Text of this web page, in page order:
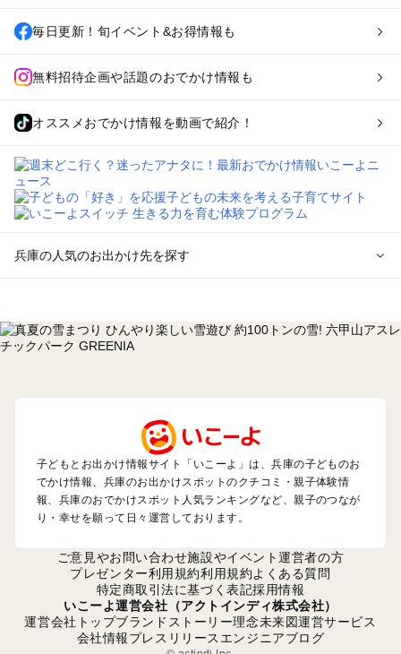
毎日更新！旬イベント&お得情報も
無料招待企画や話題のおでかけ情報も
オススメおでかけ情報を動画で紹介！
兵庫の人気のお出かけ先を探す
を探す
神戸・有馬・六甲山・西宮・明石のプールお出かけ
淡路島のプールお出かけ
城崎・豊岡・竹野のプールお出かけ
神鍋・養父・和田山・鉢伏のプールお出かけ
香住・湯村・浜坂のプールお出かけ
兵庫の定番お出かけスポット
兵庫の動物園
兵庫のバーベキュー
兵庫の牧場
兵庫のプール
子どもとお出かけ情報サイト「いこーよ」は、兵庫の子どものお
でかけ情報、兵庫のお出かけスポットのクチコミ・親子体験情
報、兵庫のおでかけスポット人気ランキングなど、親子のつなが
り・幸せを願って日々運営しております。
ご意見やお問い合わせ施設やイベント運営者の方
プレゼンター利用規約利用規約よくある質問
特定商取引法に基づく表記採用情報
いこーよ運営会社（アクトインディ株式会社）
運営会社トップブランドストーリー理念未来図運営サービス
会社情報プレスリリース エンジニアブログ